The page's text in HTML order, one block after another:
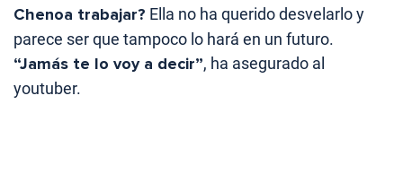
Chenoa trabajar? Ella no ha querido desvelarlo y
parece ser que tampoco lo hará en un futuro.
“Jamás te lo voy a decir”, ha asegurado al
youtuber.